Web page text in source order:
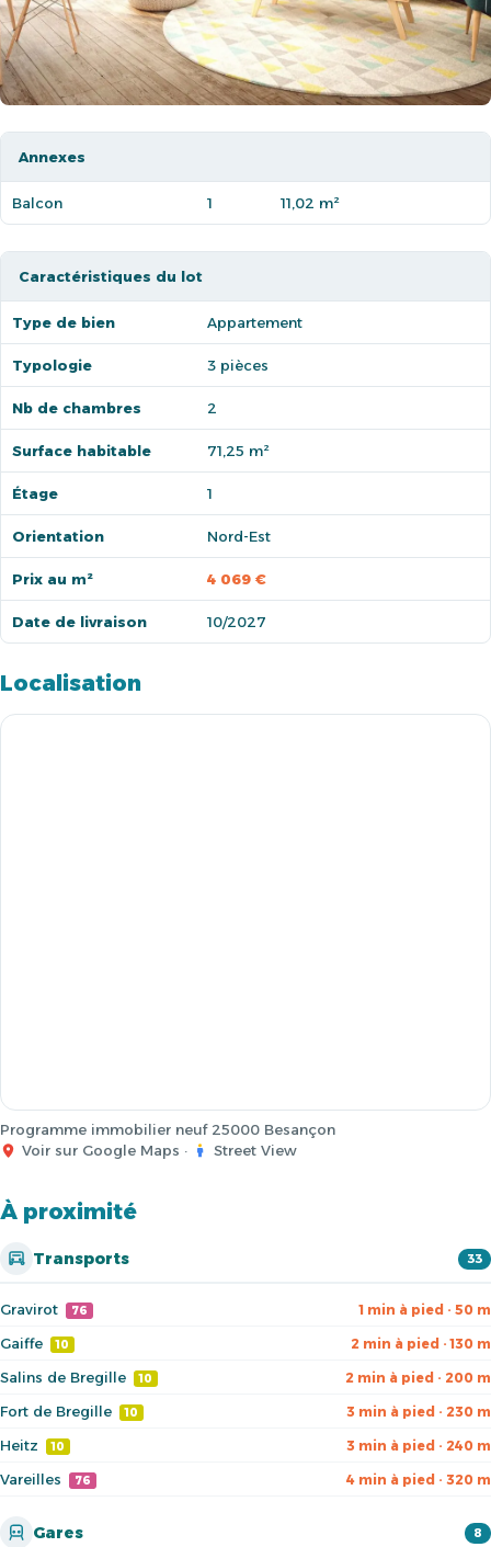
Annexes
Balcon 1 11,02 m²
Caractéristiques du lot
Type de bien Appartement
Typologie 3 pièces
Nb de chambres 2
Surface habitable 71,25 m²
Étage 1
Orientation Nord-Est
Prix au m² 4 069 €
Date de livraison 10/2027
Localisation
Programme immobilier neuf 25000 Besançon
Voir sur Google Maps · Street View
À proximité
Transports 33
Gravirot 76 1 min à pied · 50 m
Gaiffe 10 2 min à pied · 130 m
Salins de Bregille 10 2 min à pied · 200 m
Fort de Bregille 10 3 min à pied · 230 m
Heitz 10 3 min à pied · 240 m
Vareilles 76 4 min à pied · 320 m
Gares 8